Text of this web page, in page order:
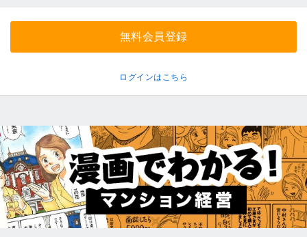
無料会員登録
ログインはこちら